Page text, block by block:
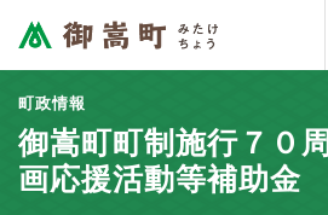
町政情報
御嵩町町制施行７０
画応援活動等補助金